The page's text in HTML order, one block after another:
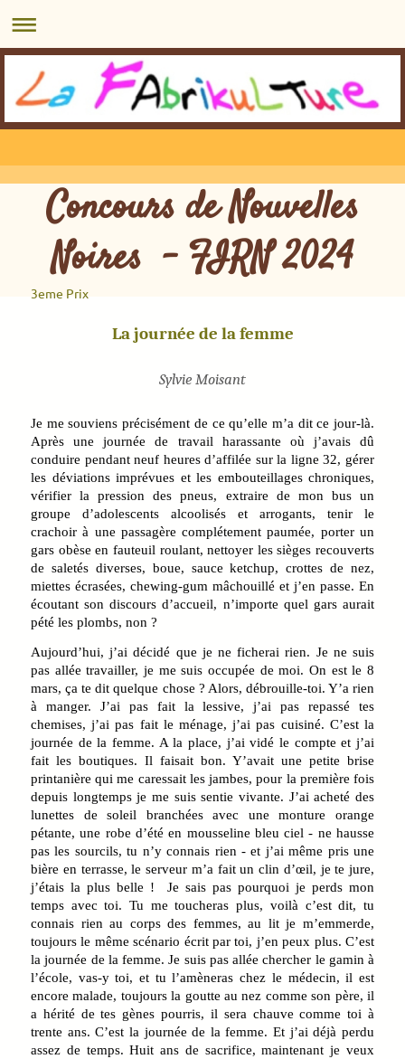
Concours de Nouvelles
Noires - FIRN 2024
3eme Prix
La journée de la femme
Sylvie Moisant
Je me souviens précisément de ce qu’elle m’a dit ce jour-là.
Après une journée de travail harassante où j’avais dû
conduire pendant neuf heures d’affilée sur la ligne 32, gérer
les déviations imprévues et les embouteillages chroniques,
vérifier la pression des pneus, extraire de mon bus un
groupe d’adolescents alcoolisés et arrogants, tenir le
crachoir à une passagère complétement paumée, porter un
gars obèse en fauteuil roulant, nettoyer les sièges recouverts
de saletés diverses, boue, sauce ketchup, crottes de nez,
miettes écrasées, chewing-gum mâchouillé et j’en passe. En
écoutant son discours d’accueil, n’importe quel gars aurait
pété les plombs, non ?
Aujourd’hui, j’ai décidé que je ne ficherai rien. Je ne suis
pas allée travailler, je me suis occupée de moi. On est le 8
mars, ça te dit quelque chose ? Alors, débrouille-toi. Y’a rien
à manger. J’ai pas fait la lessive, j’ai pas repassé tes
chemises, j’ai pas fait le ménage, j’ai pas cuisiné. C’est la
journée de la femme. A la place, j’ai vidé le compte et j’ai
fait les boutiques. Il faisait bon. Y’avait une petite brise
printanière qui me caressait les jambes, pour la première fois
depuis longtemps je me suis sentie vivante. J’ai acheté des
lunettes de soleil branchées avec une monture orange
pétante, une robe d’été en mousseline bleu ciel - ne hausse
pas les sourcils, tu n’y connais rien - et j’ai même pris une
bière en terrasse, le serveur m’a fait un clin d’œil, je te jure,
j’étais la plus belle ! Je sais pas pourquoi je perds mon
temps avec toi. Tu me toucheras plus, voilà c’est dit, tu
connais rien au corps des femmes, au lit je m’emmerde,
toujours le même scénario écrit par toi, j’en peux plus. C’est
la journée de la femme. Je suis pas allée chercher le gamin à
l’école, vas-y toi, et tu l’amèneras chez le médecin, il est
encore malade, toujours la goutte au nez comme son père, il
a hérité de tes gènes pourris, il sera chauve comme toi à
trente ans. C’est la journée de la femme. Et j’ai déjà perdu
assez de temps. Huit ans de sacrifice, maintenant je veux